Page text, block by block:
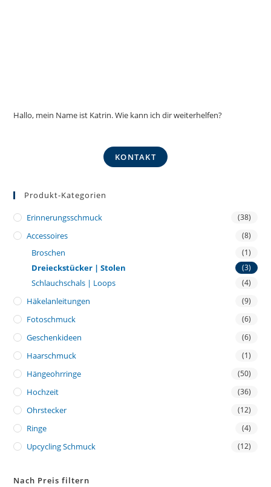
Hallo, mein Name ist Katrin. Wie kann ich dir weiterhelfen?
KONTAKT
Produkt-Kategorien
Erinnerungsschmuck (38)
Accessoires (8)
Broschen (1)
Dreieckstücker | Stolen (3)
Schlauchschals | Loops (4)
Häkelanleitungen (9)
Fotoschmuck (6)
Geschenkideen (6)
Haarschmuck (1)
Hängeohrringe (50)
Hochzeit (36)
Ohrstecker (12)
Ringe (4)
Upcycling Schmuck (12)
Nach Preis filtern